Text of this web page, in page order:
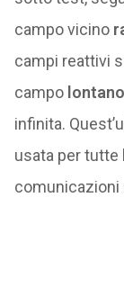
campo vicino
campi reattivi
campo lontano
infinita.
usata per tutte
comunicazioni